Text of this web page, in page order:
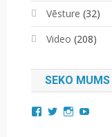
Vēsture (32)
Video (208)
SEKO MUMS
ViewViewView